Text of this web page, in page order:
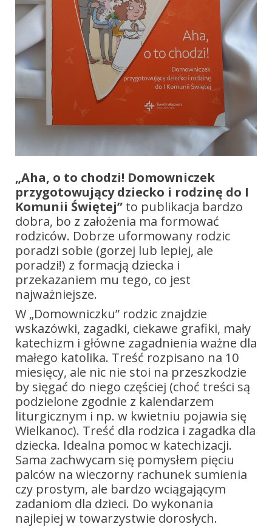
„Aha, o to chodzi! Domowniczek
przygotowujący dziecko i rodzinę do I
Komunii Świętej” to publikacja bardzo
dobra, bo z założenia ma formować
rodziców. Dobrze uformowany rodzic
poradzi sobie (gorzej lub lepiej, ale
poradzi!) z formacją dziecka i
przekazaniem mu tego, co jest
najważniejsze.
W „Domowniczku” rodzic znajdzie
wskazówki, zagadki, ciekawe grafiki, mały
katechizm i główne zagadnienia ważne dla
małego katolika. Treść rozpisano na 10
miesięcy, ale nic nie stoi na przeszkodzie
by sięgać do niego częściej (choć treści są
podzielone zgodnie z kalendarzem
liturgicznym i np. w kwietniu pojawia się
Wielkanoc). Treść dla rodzica i zagadka dla
dziecka. Idealna pomoc w katechizacji.
Sama zachwycam się pomysłem pięciu
palców na wieczorny rachunek sumienia
czy prostym, ale bardzo wciągającym
zadaniom dla dzieci. Do wykonania
najlepiej w towarzystwie dorosłych.